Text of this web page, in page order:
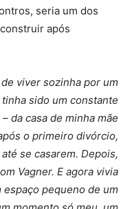
seria um dos
após
viver sozinha por um
sido um constante
da casa de minha mãe
o primeiro divórcio,
se casarem. Depois,
Vagner. E agora vivia
espaço pequeno de um